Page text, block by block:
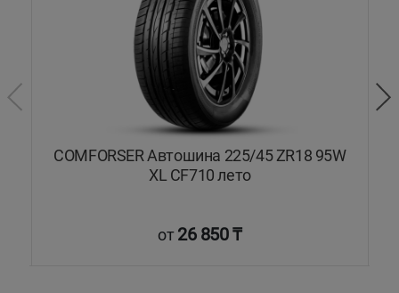
COMFORSER Автошина 225/45 ZR18 95W
XL CF710 лето
от26 850 ₸